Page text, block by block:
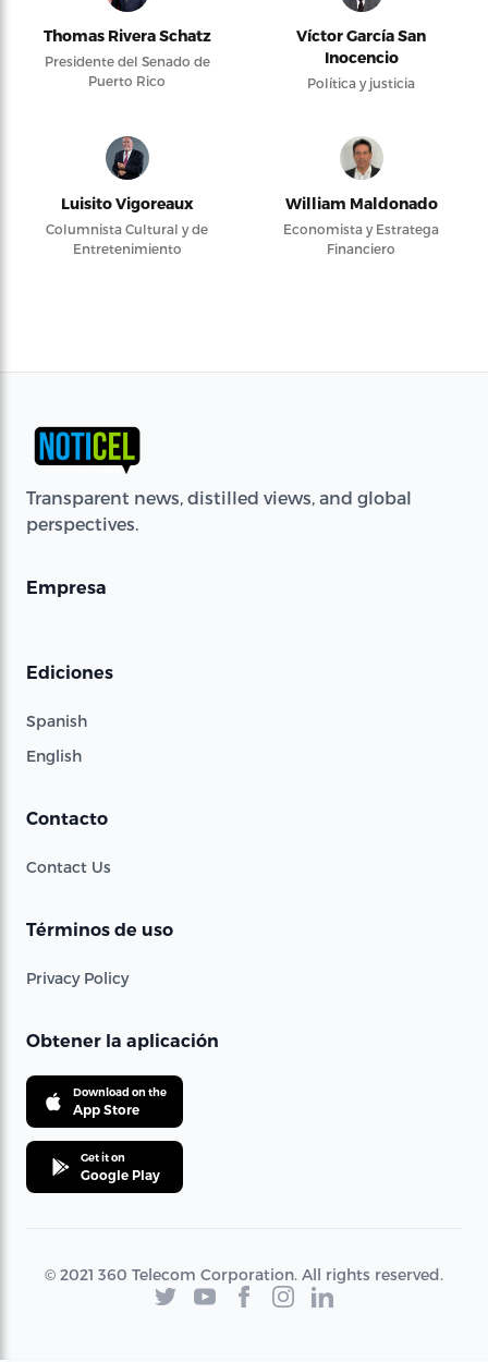
Thomas Rivera Schatz
Presidente del Senado de
Puerto Rico
Víctor García San
Inocencio
Política y justicia
Luisito Vigoreaux
Columnista Cultural y de
Entretenimiento
William Maldonado
Economista y Estratega
Financiero
Transparent news, distilled views, and global
perspectives.
Empresa
Ediciones
Spanish
English
Contacto
Contact Us
Términos de uso
Privacy Policy
Obtener la aplicación
Download on the
App Store
Get it on
Google Play
© 2021 360 Telecom Corporation. All rights reserved.